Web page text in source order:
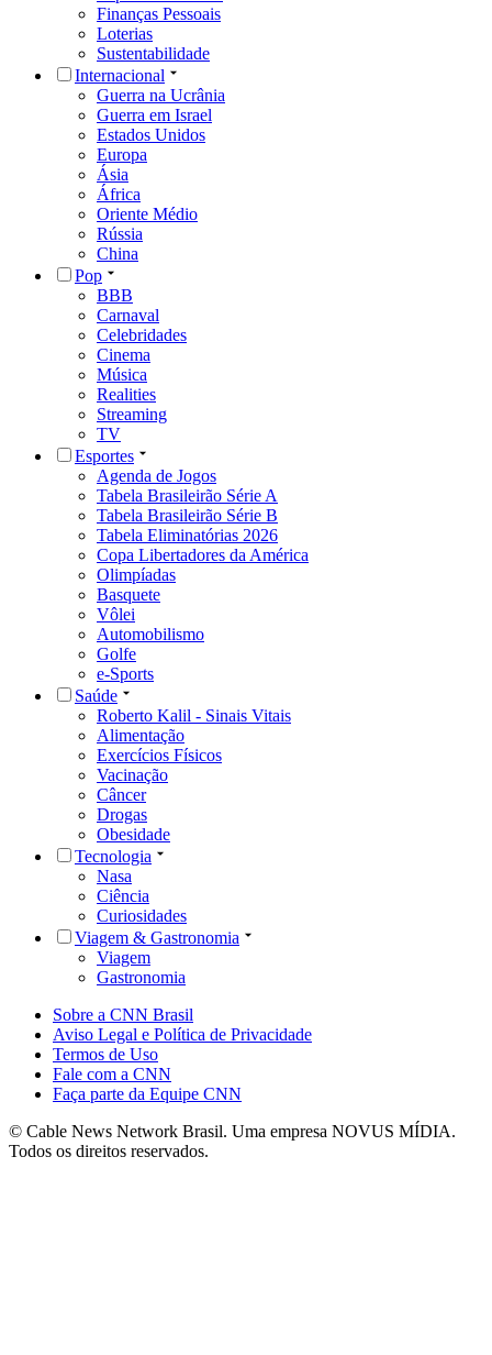
Finanças Pessoais
Loterias
Sustentabilidade
Internacional
Guerra na Ucrânia
Guerra em Israel
Estados Unidos
Europa
Ásia
África
Oriente Médio
Rússia
China
Pop
BBB
Carnaval
Celebridades
Cinema
Música
Realities
Streaming
TV
Esportes
Agenda de Jogos
Tabela Brasileirão Série A
Tabela Brasileirão Série B
Tabela Eliminatórias 2026
Copa Libertadores da América
Olimpíadas
Basquete
Vôlei
Automobilismo
Golfe
e-Sports
Saúde
Roberto Kalil - Sinais Vitais
Alimentação
Exercícios Físicos
Vacinação
Câncer
Drogas
Obesidade
Tecnologia
Nasa
Ciência
Curiosidades
Viagem & Gastronomia
Viagem
Gastronomia
Sobre a CNN Brasil
Aviso Legal e Política de Privacidade
Termos de Uso
Fale com a CNN
Faça parte da Equipe CNN
© Cable News Network Brasil. Uma empresa NOVUS MÍDIA.
Todos os direitos reservados.